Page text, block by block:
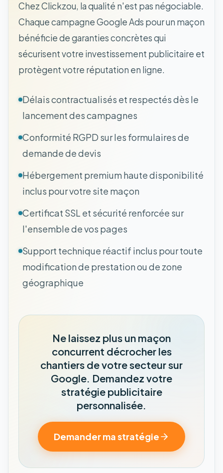
Chez Clickzou, la qualité n'est pas négociable.
Chaque campagne Google Ads pour un maçon
bénéficie de garanties concrètes qui
sécurisent votre investissement publicitaire et
protègent votre réputation en ligne.
Délais contractualisés et respectés dès le
lancement des campagnes
Conformité RGPD sur les formulaires de
demande de devis
Hébergement premium haute disponibilité
inclus pour votre site maçon
Certificat SSL et sécurité renforcée sur
l'ensemble de vos pages
Support technique réactif inclus pour toute
modification de prestation ou de zone
géographique
Ne laissez plus un maçon
concurrent décrocher les
chantiers de votre secteur sur
Google. Demandez votre
stratégie publicitaire
personnalisée.
Demander ma stratégie